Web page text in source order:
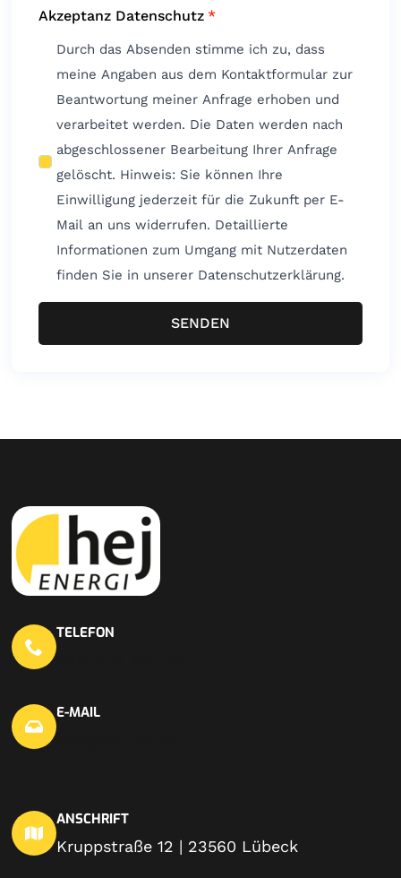
Akzeptanz Datenschutz *
Durch das Absenden stimme ich zu, dass
meine Angaben aus dem Kontaktformular zur
Beantwortung meiner Anfrage erhoben und
verarbeitet werden. Die Daten werden nach
abgeschlossener Bearbeitung Ihrer Anfrage
gelöscht. Hinweis: Sie können Ihre
Einwilligung jederzeit für die Zukunft per E-
Mail an uns widerrufen. Detaillierte
Informationen zum Umgang mit Nutzerdaten
finden Sie in unserer Datenschutzerklärung.
SENDEN
TELEFON
E-MAIL
ANSCHRIFT
Kruppstraße 12 | 23560 Lübeck